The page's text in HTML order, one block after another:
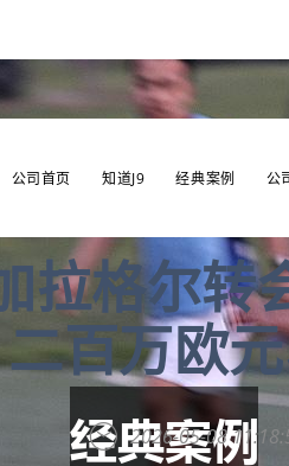
公司首页 知道J9 经典案例 公
拉格尔转
二百万欧
2026-05-08